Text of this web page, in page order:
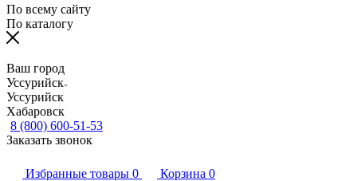
По всему сайту
По каталогу
Ваш город
Уссурийск
Уссурийск
Хабаровск
8 (800) 600-51-53
Заказать звонок
Избранные товары 0 Корзина 0